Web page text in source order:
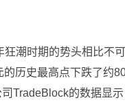
潮时期的势头相比不
历史最高点下跌了约
TradeBlock的数据显